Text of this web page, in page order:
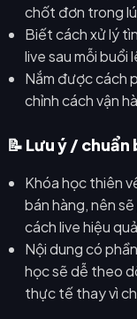
chốt đơn trong
Biết cách xử lý
live sau mỗi buổi
Nắm được cách
chỉnh cách vận
📝 Lưu ý / chuẩn
Khóa học thiên
bán hàng, nên
cách live hiệu
Nội dung có
học sẽ dễ theo
thực tế thay vì